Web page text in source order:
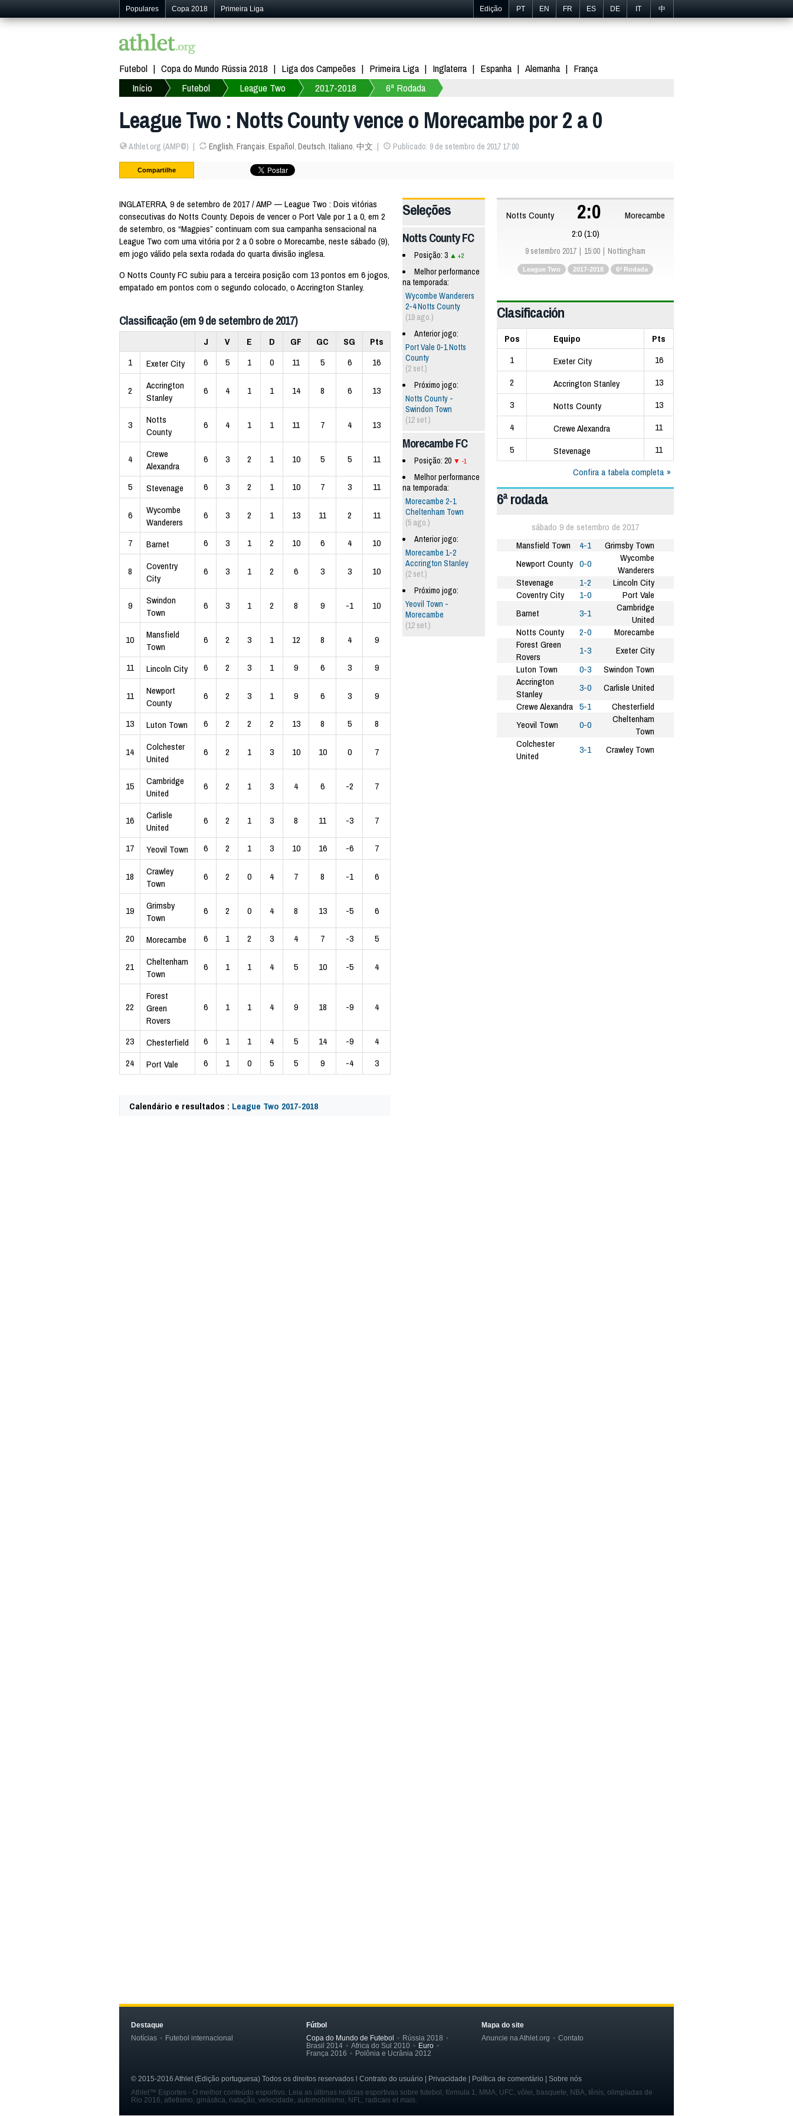
Populares Copa 2018 Primeira Liga Edição PT EN FR ES DE IT 中
Futebol Copa do Mundo Rússia 2018 Liga dos Campeões Primeira Liga Inglaterra Espanha Alemanha
França
Início
Futebol League Two 2017-2018 6ª Rodada
League Two : Notts County vence o Morecambe por 2 a 0
Athlet.org (AMP©) English, Français, Español, Deutsch, Italiano, 中文 Publicado: 9 de setembro de 2017 17:00
Compartilhe
INGLATERRA, 9 de setembro de 2017 / AMP — League Two : Dois vitórias
consecutivas do Notts County. Depois de vencer o Port Vale por 1 a 0, em 2
de setembro, os “Magpies” continuam com sua campanha sensacional na
League Two com uma vitória por 2 a 0 sobre o Morecambe, neste sábado (9),
em jogo válido pela sexta rodada do quarta divisão inglesa.
O Notts County FC subiu para a terceira posição com 13 pontos em 6 jogos,
empatado em pontos com o segundo colocado, o Accrington Stanley.
Classificação (em 9 de setembro de 2017)
J V E D GF GC SG
Pts
1
Exeter City 6 5 1 0 11 5 6 16
2
Accrington
Stanley
6 4 1 1 14 8 6 13
3
Notts
County
6 4 1 1 11 7 4 13
4
Crewe
Alexandra
6 3 2 1 10 5 5 11
5 Stevenage 6 3 2 1 10 7 3 11
6
Wycombe
Wanderers
6 3 2 1 13 11 2 11
7 Barnet 6 3 1 2 10 6 4 10
8
Coventry
City
6 3 1 2 6 3 3 10
9
Swindon
Town
6 3 1 2 8 9 -1 10
10
Mansfield
Town
6 2 3 1 12 8 4 9
11 Lincoln City 6 2 3 1 9 6 3 9
11
Newport
County
6 2 3 1 9 6 3 9
13 Luton Town 6 2 2 2 13 8 5 8
14
Colchester
United
6 2 1 3 10 10 0 7
15
Cambridge
United
6 2 1 3 4 6 -2 7
16
Carlisle
United
6 2 1 3 8 11 -3 7
17 Yeovil Town 6 2 1 3 10 16 -6 7
18
Crawley
Town
6 2 0 4 7 8 -1 6
19
Grimsby
Town
6 2 0 4 8 13 -5 6
20 Morecambe 6 1 2 3 4 7 -3 5
21
Cheltenham
Town
6 1 1 4 5 10 -5 4
22
Forest
Green
Rovers
6 1 1 4 9 18 -9 4
23 Chesterfield 6 1 1 4 5 14 -9
4
24
Port Vale 6 1 0 5 5 9 -4 3
Calendário e resultados : League Two 2017-2018
Seleções
Notts County FC
Posição: 3 +2
Melhor performance
na temporada:
Wycombe Wanderers
2-4 Notts County
(19 ago.)
Anterior jogo:
Port Vale 0-1 Notts
County
(2 set.)
Próximo jogo:
Notts County -
Swindon Town
(12 set.)
Morecambe FC
Posição: 20 -1
Melhor performance
na temporada:
Morecambe 2-1
Cheltenham Town
(5 ago.)
Anterior jogo:
Morecambe 1-2
Accrington Stanley
(2 set.)
Próximo jogo:
Yeovil Town -
Morecambe
(12 set.)
Notts County 2:0
Morecambe
2:0 (1:0)
9 setembro 2017 15:00 Nottingham
League Two 2017-2018 6ª Rodada
Clasificación
Pos Equipo
Pts
1
Exeter City
16
2
Accrington Stanley
13
3
Notts County
13
4
Crewe Alexandra
11
5
Stevenage
11
Confira a tabela completa
6ª rodada
sábado 9 de setembro de 2017
Mansfield Town
4-1
Grimsby Town
Newport County 0-0
Wycombe
Wanderers
Stevenage
1-2
Lincoln City
Coventry City
1-0
Port Vale
Barnet
3-1
Cambridge
United
Notts County
2-0
Morecambe
Forest Green
Rovers
1-3
Exeter City
Luton Town
0-3
Swindon Town
Accrington
Stanley
3-0
Carlisle United
Crewe Alexandra 5-1
Chesterfield
Yeovil Town
0-0
Cheltenham
Town
Colchester
United
3-1 Crawley Town
Destaque
Notícias
Futebol internacional
Fútbol
Copa do Mundo de Futebol
Rússia 2018
Brasil 2014
Africa do Sul 2010
Euro
França 2016
Polônia e Ucrânia 2012
Mapa do site
Anuncie na Athlet.org
Contato
© 2015-2016 Athlet (Edição portuguesa) Todos os direitos reservados l Contrato do usuário | Privacidade | Política de comentário | Sobre nós
Athlet™ Esportes - O melhor conteúdo esportivo. Leia as últimas notícias esportivas sobre futebol, fórmula 1, MMA, UFC, vôlei, basquete, NBA, tênis, olimpíadas de
Rio 2016, atletismo, ginástica, natação, velocidade, automobilismo, NFL, radicais et mais.